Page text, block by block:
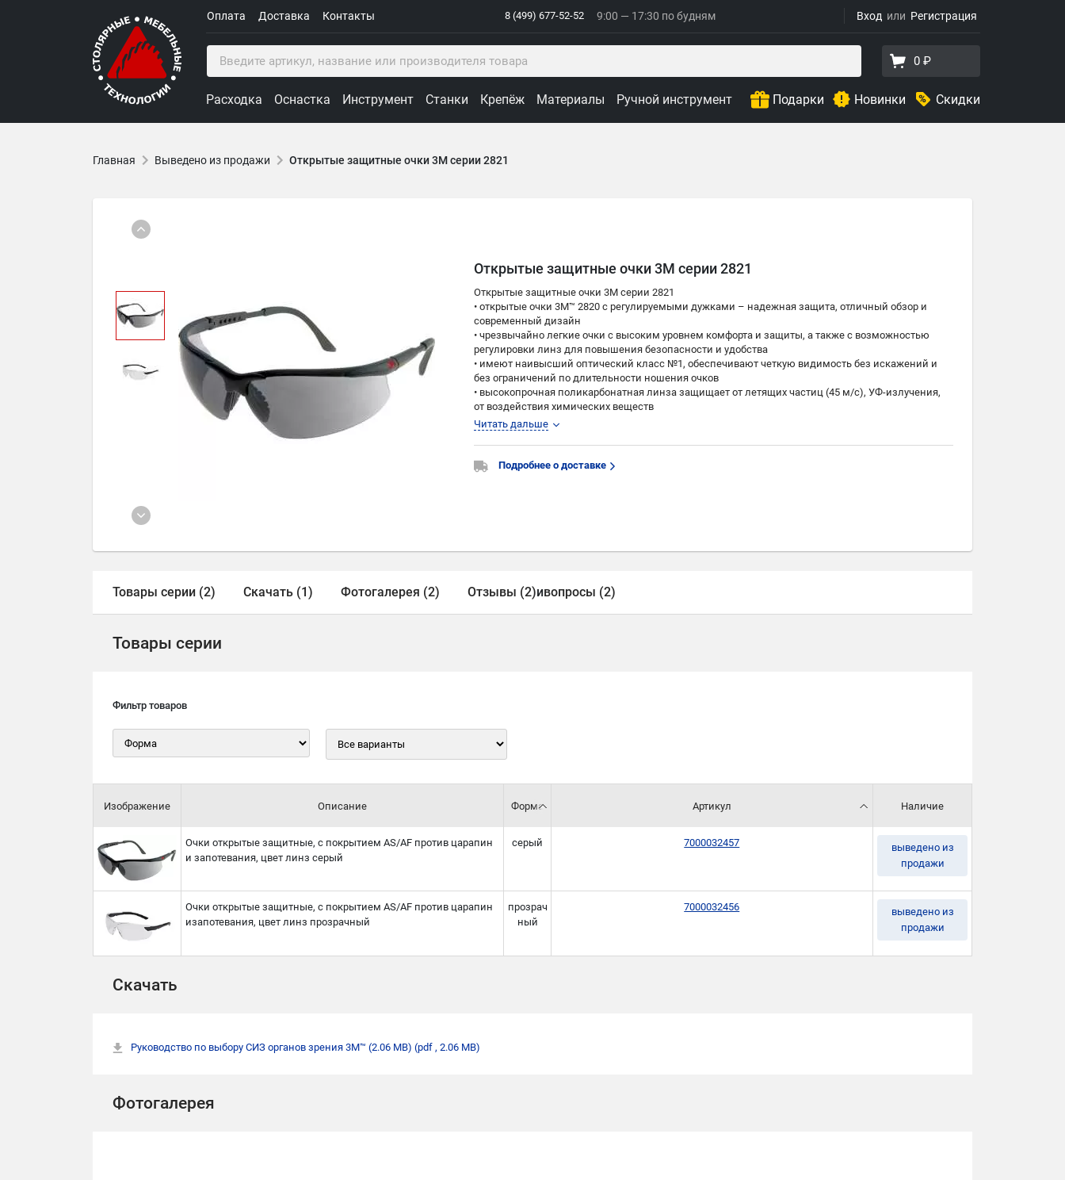
Оплата Доставка Контакты Вход Регистрация
8 (499) 677-52-52 9:00 — 17:30 по будням
0 ₽
Расходка Оснастка Инструмент Станки Крепёж Материалы Ручной инструмент Подарки Новинки Скидки
Главная Выведено из продажи Открытые защитные очки 3M серии 2821
Открытые защитные очки 3M серии 2821
Открытые защитные очки 3M серии 2821
• открытые очки 3M™ 2820 с регулируемыми дужками – надежная защита, отличный обзор и
современный дизайн
• чрезвычайно легкие очки с высоким уровнем комфорта и защиты, а также с возможностью
регулировки линз для повышения безопасности и удобства
• имеют наивысший оптический класс №1, обеспечивают четкую видимость без искажений и
без ограничений по длительности ношения очков
• высокопрочная поликарбонатная линза защищает от летящих частиц (45 м/с), УФ-излучения,
от воздействия химических веществ
• очень легкие (21 грамм) и комфортные
• мягкие, гибкие дужки повышают комфорт
• двустороннее покрытие, устойчивое к царапинам и препятствующее запотеванию
Читать дальше
Подробнее о доставке
Товары серии (2) Скачать (1) Фотогалерея (2) Отзывы (2)ивопросы (2)
Товары серии
Фильтр товаров
Изображение Описание
Очки открытые защитные, с покрытием AS/AF против царапин
и запотевания, цвет линз серый
Форма
серый
Артикул
7000032457
Наличие
выведено из
продажи
Очки открытые защитные, с покрытием AS/AF против царапин
изапотевания, цвет линз прозрачный
прозрач
ный
7000032456
выведено из
продажи
Скачать
Руководство по выбору СИЗ органов зрения 3М™ (2.06 MB) (pdf , 2.06 MB)
Фотогалерея